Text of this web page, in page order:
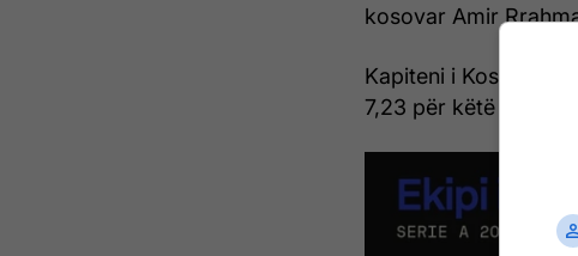
kosovar Amir
Kapiteni i Kosovës
7,23 për këtë sezon.